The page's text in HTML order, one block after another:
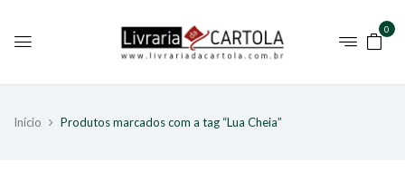
0
Início Produtos marcados com a tag “Lua Cheia”